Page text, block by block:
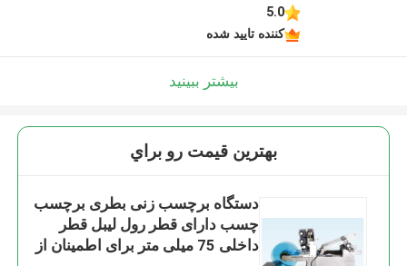
5.0
کننده تایید شده
بیشتر ببینید
بهترين قيمت رو براي
دستگاه برچسب زنی بطری برچسب
چسب دارای قطر رول لیبل قطر
داخلی 75 میلی متر برای اطمینان از